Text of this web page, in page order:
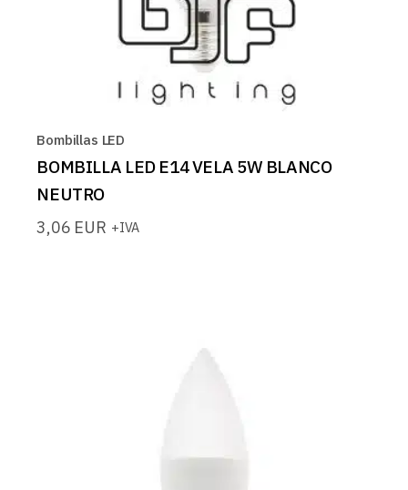
Bombillas LED
BOMBILLA LED E14 VELA 5W BLANCO
NEUTRO
3,06 EUR +IVA